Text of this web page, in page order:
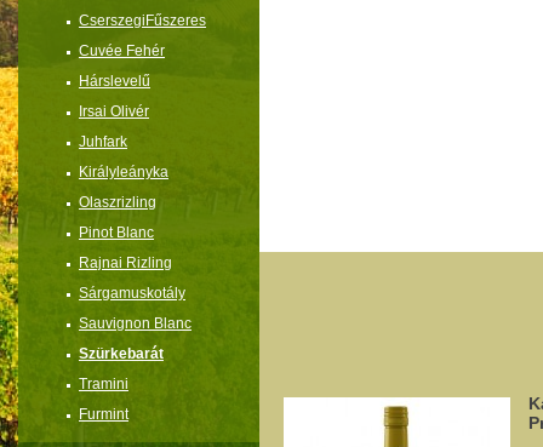
CserszegiFűszeres
Cuvée Fehér
Hárslevelű
Irsai Olivér
Juhfark
Királyleányka
Olaszrizling
Pinot Blanc
Rajnai Rizling
Sárgamuskotály
Sauvignon Blanc
Szürkebarát
Tramini
Furmint